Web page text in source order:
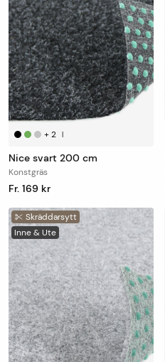
+2 |
Nice svart 200 cm
Konstgräs
Fr. 169 kr
Skräddarsytt
Inne & Ute